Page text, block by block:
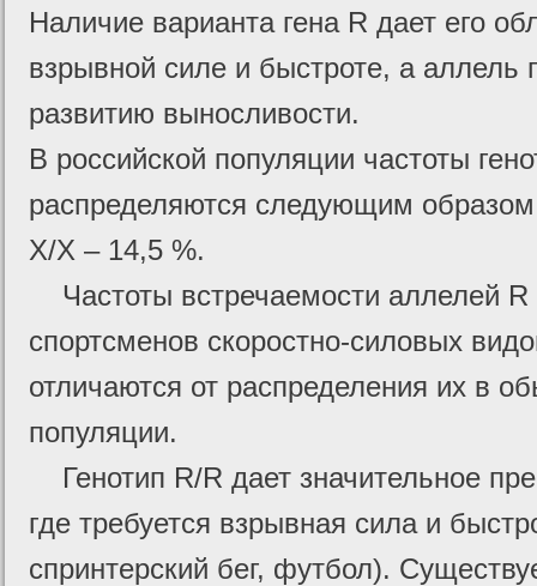
Наличие варианта гена R дает его
взрывной силе и быстроте, а аллель
развитию выносливости.
В российской популяции частоты
распределяются следующим
X/X – 14,5 %.
Частоты встречаемости аллелей
спортсменов скоростно-силовых
отличаются от распределения их в
популяции.
Генотип R/R дает значительное
где требуется взрывная сила и
спринтерский бег, футбол).